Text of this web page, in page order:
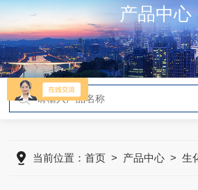
产品中心
当前位置：首页 > 产品中心 >生